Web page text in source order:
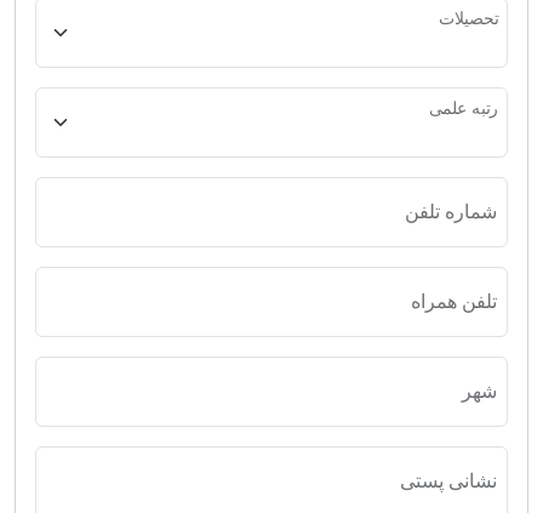
تحصیلات
رتبه علمی
شماره تلفن
تلفن همراه
شهر
نشانی پستی